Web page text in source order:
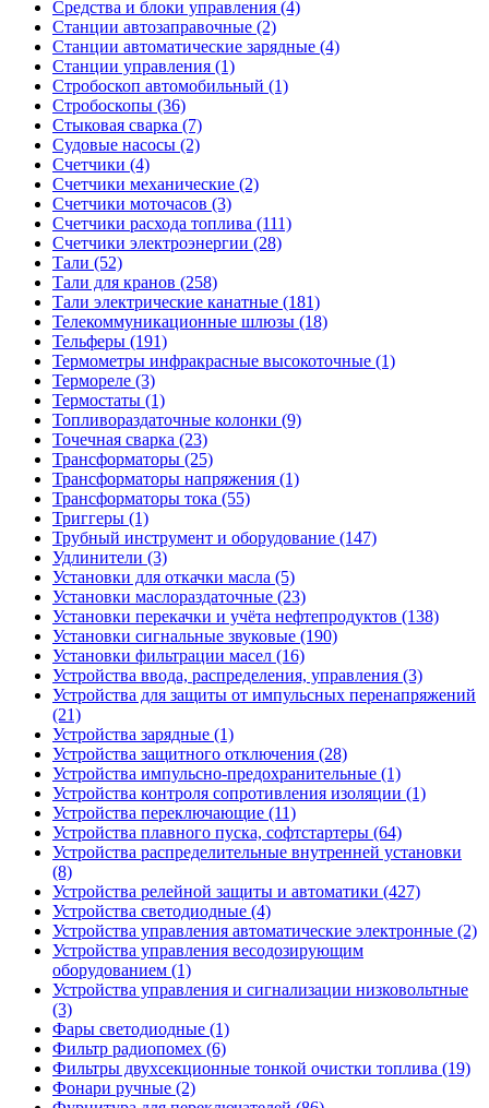
Средства и блоки управления (4)
Станции автозаправочные (2)
Станции автоматические зарядные (4)
Станции управления (1)
Стробоскоп автомобильный (1)
Стробоскопы (36)
Стыковая сварка (7)
Судовые насосы (2)
Счетчики (4)
Счетчики механические (2)
Счетчики моточасов (3)
Счетчики расхода топлива (111)
Счетчики электроэнергии (28)
Тали (52)
Тали для кранов (258)
Тали электрические канатные (181)
Телекоммуникационные шлюзы (18)
Тельферы (191)
Термометры инфракрасные высокоточные (1)
Термореле (3)
Термостаты (1)
Топливораздаточные колонки (9)
Точечная сварка (23)
Трансформаторы (25)
Трансформаторы напряжения (1)
Трансформаторы тока (55)
Триггеры (1)
Трубный инструмент и оборудование (147)
Удлинители (3)
Установки для откачки масла (5)
Установки маслораздаточные (23)
Установки перекачки и учёта нефтепродуктов (138)
Установки сигнальные звуковые (190)
Установки фильтрации масел (16)
Устройства ввода, распределения, управления (3)
Устройства для защиты от импульсных перенапряжений
(21)
Устройства зарядные (1)
Устройства защитного отключения (28)
Устройства импульсно-предохранительные (1)
Устройства контроля сопротивления изоляции (1)
Устройства переключающие (11)
Устройства плавного пуска, софтстартеры (64)
Устройства распределительные внутренней установки
(8)
Устройства релейной защиты и автоматики (427)
Устройства светодиодные (4)
Устройства управления автоматические электронные (2)
Устройства управления весодозирующим
оборудованием (1)
Устройства управления и сигнализации низковольтные
(3)
Фары светодиодные (1)
Фильтр радиопомех (6)
Фильтры двухсекционные тонкой очистки топлива (19)
Фонари ручные (2)